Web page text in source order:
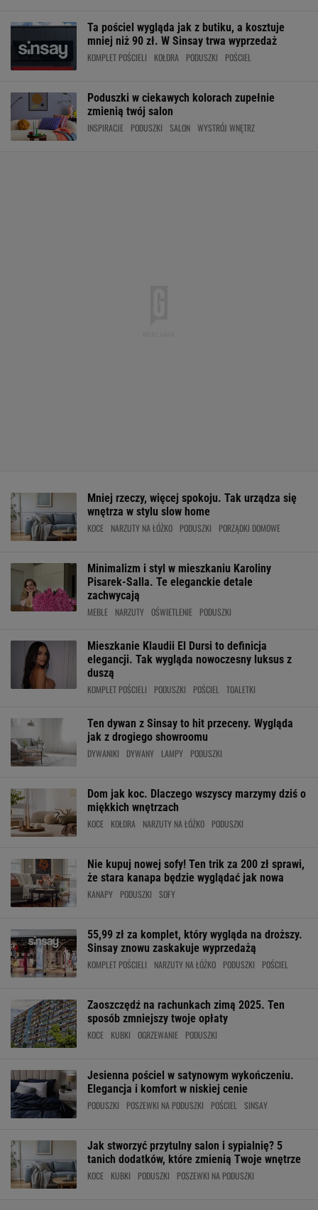
Ta pościel wygląda jak z butiku, a kosztuje
mniej niż 90 zł. W Sinsay trwa wyprzedaż
KOMPLET POŚCIELI KOŁDRA PODUSZKI POŚCIEL
Poduszki w ciekawych kolorach zupełnie
zmienią twój salon
INSPIRACJE PODUSZKI SALON WYSTRÓJ WNĘTRZ
Mniej rzeczy, więcej spokoju. Tak urządza się
wnętrza w stylu slow home
KOCE NARZUTY NA ŁÓŻKO PODUSZKI PORZĄDKI DOMOWE
Minimalizm i styl w mieszkaniu Karoliny
Pisarek-Salla. Te eleganckie detale
zachwycają
MEBLE NARZUTY OŚWIETLENIE PODUSZKI
Mieszkanie Klaudii El Dursi to definicja
elegancji. Tak wygląda nowoczesny luksus z
duszą
KOMPLET POŚCIELI PODUSZKI POŚCIEL TOALETKI
Ten dywan z Sinsay to hit przeceny. Wygląda
jak z drogiego showroomu
DYWANIKI DYWANY LAMPY PODUSZKI
Dom jak koc. Dlaczego wszyscy marzymy dziś o
miękkich wnętrzach
KOCE KOŁDRA NARZUTY NA ŁÓŻKO PODUSZKI
Nie kupuj nowej sofy! Ten trik za 200 zł sprawi,
że stara kanapa będzie wyglądać jak nowa
KANAPY PODUSZKI SOFY
55,99 zł za komplet, który wygląda na droższy.
Sinsay znowu zaskakuje wyprzedażą
KOMPLET POŚCIELI NARZUTY NA ŁÓŻKO PODUSZKI POŚCIEL
Zaoszczędź na rachunkach zimą 2025. Ten
sposób zmniejszy twoje opłaty
KOCE KUBKI OGRZEWANIE PODUSZKI
Jesienna pościel w satynowym wykończeniu.
Elegancja i komfort w niskiej cenie
PODUSZKI POSZEWKI NA PODUSZKI POŚCIEL SINSAY
Jak stworzyć przytulny salon i sypialnię? 5
tanich dodatków, które zmienią Twoje wnętrze
KOCE KUBKI PODUSZKI POSZEWKI NA PODUSZKI